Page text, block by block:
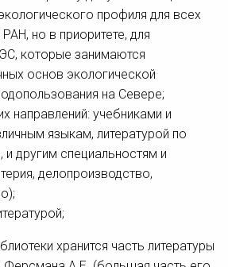
профиля для всех
но в приоритете, для
которые занимаются
основ экологической
на Севере;
направлений: учебниками и
языкам, литературой по
и другим специальностям и
делопроизводство,
хранится часть литературы